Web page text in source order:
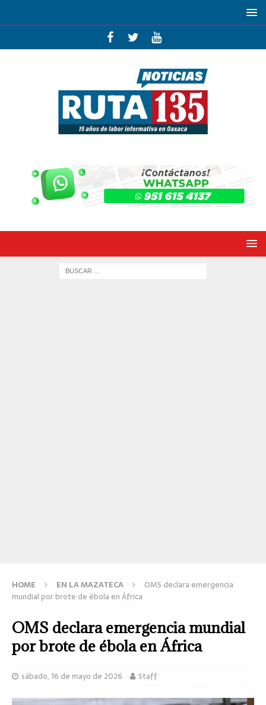
HOME EN LA MAZATECA
OMS declara emergencia
mundial por brote de ébola en África
OMS declara emergencia mundial
por brote de ébola en África
sábado, 16 de mayo de 2026 Staff